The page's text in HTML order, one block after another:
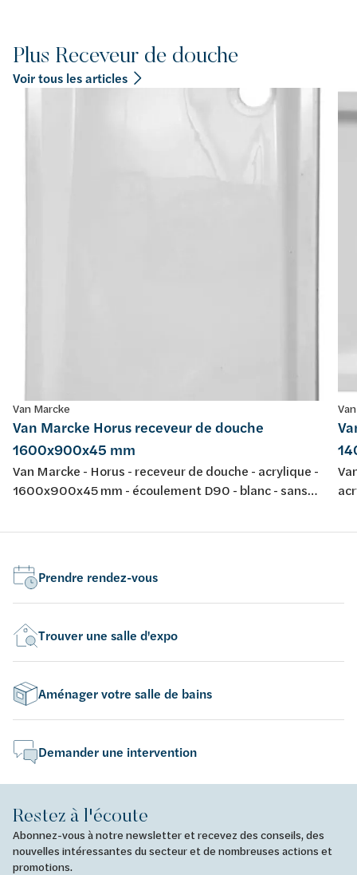
Plus Receveur de douche
Voir tous les articles
Van Marcke
Van Marcke Horus receveur de douche
1600x900x45 mm
Van Marcke - Horus - receveur de douche - acrylique -
1600x900x45 mm - écoulement D90 - blanc - sans
européennes EN 198 , EN 232 & EN 14516: 2010
Prendre rendez-vous
Trouver une salle d'expo
Aménager votre salle de bains
Demander une intervention
Restez à l'écoute
Abonnez-vous à notre newsletter et recevez des conseils, des
nouvelles intéressantes du secteur et de nombreuses actions et
promotions.